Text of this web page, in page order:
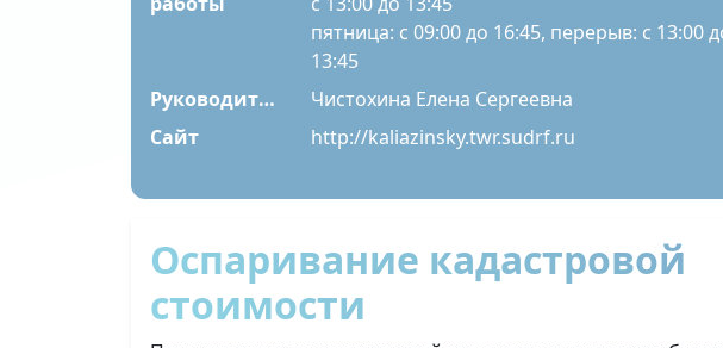
пятница: с 09:00 до 16:45, перерыв: с 13:00
13:45
Руководитель
Чистохина Елена Сергеевна
Сайт
http://kaliazinsky.twr.sudrf.ru
Оспаривание кадастровой
стоимости